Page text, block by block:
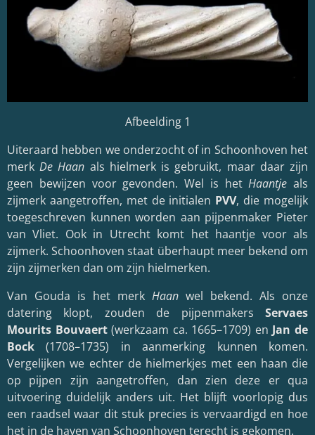
Afbeelding 1
Uiteraard hebben we onderzocht of in Schoonhoven het
merkDe Haan als hielmerk is gebruikt, maar daar zijn
geen bewijzen voor gevonden. Wel is hetHaantje als
zijmerk aangetroffen, met de initialen PVV, die mogelijk
toegeschreven kunnen worden aan pijpenmaker Pieter
van Vliet. Ook in Utrecht komt het haantje voor als
zijmerk. Schoonhoven staat überhaupt meer bekend om
zijn zijmerken dan om zijn hielmerken.
Van Gouda is het merk Haan wel bekend. Als onze
datering klopt, zouden de pijpenmakers Servaes
Mourits Bouvaert(werkzaam ca. 1665–1709) en Jan de
Bock (1708–1735) in aanmerking kunnen komen.
Vergelijken we echter de hielmerkjes met een haan die
op pijpen zijn aangetroffen, dan zien deze er qua
uitvoering duidelijk anders uit. Het blijft voorlopig dus
een raadsel waar dit stuk precies is vervaardigd en hoe
het in de haven van Schoonhoven terecht is gekomen.